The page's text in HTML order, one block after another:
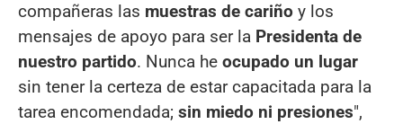
compañeras las muestras de cariño y los
mensajes de apoyo para ser la Presidenta de
nuestro partido. Nunca he ocupado un lugar
sin tener la certeza de estar capacitada para la
tarea encomendada; sin miedo ni presiones",